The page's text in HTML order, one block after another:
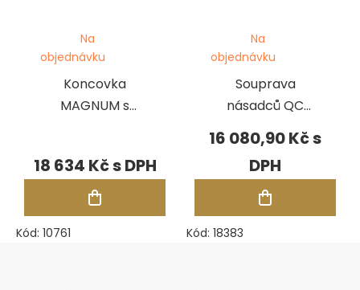
Koncovka
MAGNUM s
Na
objednávku
18 634 Kč
Kód: 10761
Souprava
násadců QC
Monarch
Na
objednávku
16 080,90 Kč
Kód: 18383